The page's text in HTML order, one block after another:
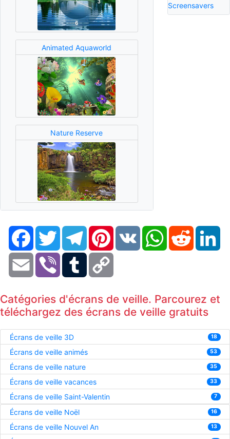
Animated Aquaworld
Nature Reserve
Screensavers
FacebookTwitter TelegramPinterestVK WhatsAppReddit
Email Viber Tumblr
Catégories d'écrans de veille. Parcourez et
téléchargez des écrans de veille gratuits
Écrans de veille 3D 18
Écrans de veille animés 53
Écrans de veille nature 35
Écrans de veille vacances 33
Écrans de veille Saint-Valentin 7
Écrans de veille Noël 16
Écrans de veille Nouvel An 13